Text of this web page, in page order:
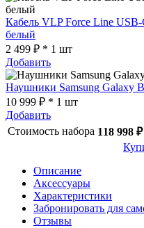
Кабель VLP Force Line
белый
2 499 ₽ * 1 шт
Добавить
Наушники Samsung Galaxy
10 999 ₽ * 1 шт
Добавить
Стоимость набора 118 998 ₽
Описание
Аксессуары
Характеристики
Забронировать для
Отзывы